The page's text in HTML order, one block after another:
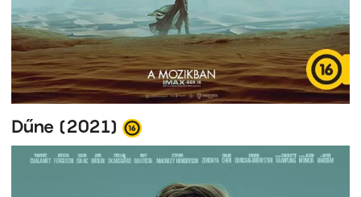
Dűne (2021)